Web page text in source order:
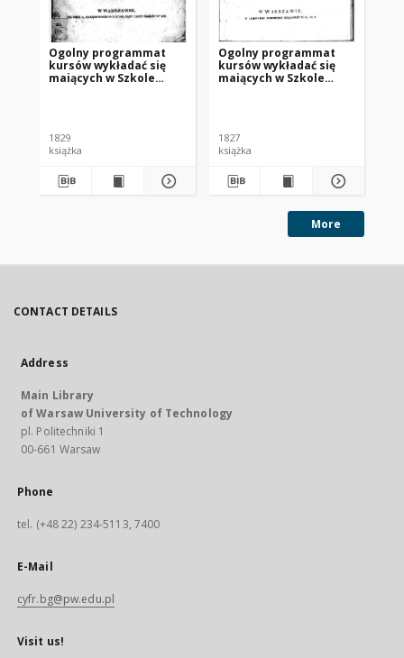
Ogolny programmat
kursów wykładać się
maiących w Szkole
1829
książka
Ogolny programmat
kursów wykładać się
maiących w Szkole
1827
książka
More
CONTACT DETAILS
Address
Main Library
of Warsaw University of Technology
pl. Politechniki 1
00-661 Warsaw
Phone
tel. (+48 22) 234-5113, 7400
E-Mail
cyfr.bg@pw.edu.pl
Visit us!